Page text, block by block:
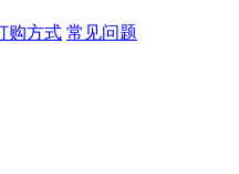
购方式 常见问题